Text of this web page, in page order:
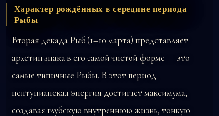
Характер рождённых в середине периода
Рыбы
Вторая декада Рыб (1–10 марта) представляет
архетип знака в его самой чистой форме — это
самые типичные Рыбы. В этот период
нептунианская энергия достигает максимума,
создавая глубокую внутреннюю жизнь, тонкую